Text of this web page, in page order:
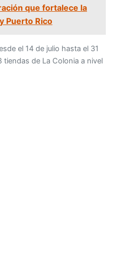
que fortalece la
Puerto Rico
el 14 de julio hasta el 31
de La Colonia a nivel